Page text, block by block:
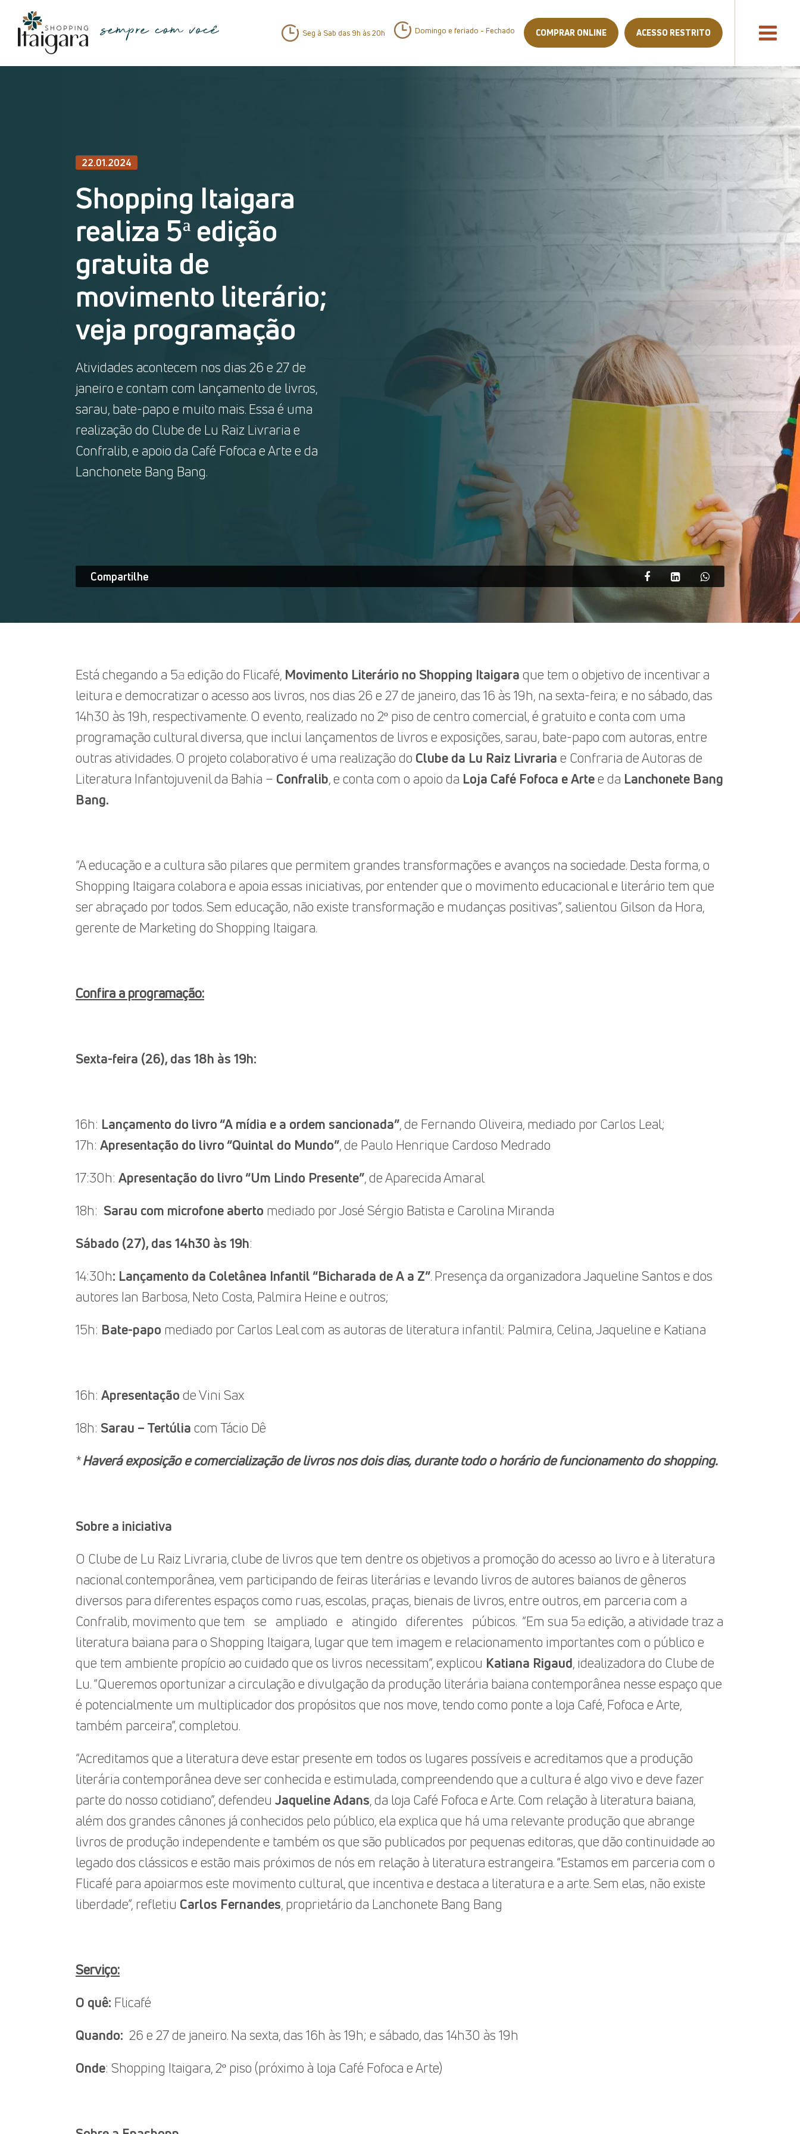
Seg à Sab das 9h às 20h Domingo e feriado - Fechado COMPRAR ONLINE ACESSO RESTRITO
22.01.2024
Shopping Itaigara
realiza 5ª edição
gratuita de
movimento literário;
veja programação
Atividades acontecem nos dias 26 e 27 de
janeiro e contam com lançamento de livros,
sarau, bate-papo e muito mais. Essa é uma
realização do Clube de Lu Raiz Livraria e
Confralib, e apoio da Café Fofoca e Arte e da
Lanchonete Bang Bang.
Compartilhe
Está chegando a 5ª edição do Flicafé, Movimento Literário no Shopping Itaigara que tem o objetivo de incentivar a
leitura e democratizar o acesso aos livros, nos dias 26 e 27 de janeiro, das 16 às 19h, na sexta-feira; e no sábado, das
14h30 às 19h, respectivamente. O evento, realizado no 2º piso de centro comercial, é gratuito e conta com uma
programação cultural diversa, que inclui lançamentos de livros e exposições, sarau, bate-papo com autoras, entre
outras atividades. O projeto colaborativo é uma realização do Clube da Lu Raiz Livraria e Confraria de Autoras de
Literatura Infantojuvenil da Bahia – Confralib, e conta com o apoio da Loja Café Fofoca e Artee da Lanchonete Bang
Bang.
“A educação e a cultura são pilares que permitem grandes transformações e avanços na sociedade. Desta forma, o
Shopping Itaigara colabora e apoia essas iniciativas, por entender que o movimento educacional e literário tem que
ser abraçado por todos. Sem educação, não existe transformação e mudanças positivas”, salientou Gilson da Hora,
gerente de Marketing do Shopping Itaigara.
Confira a programação:
Sexta-feira (26), das 18h às 19h:
16h: Lançamento do livro “A mídia e a ordem sancionada”, de Fernando Oliveira, mediado por Carlos Leal;
17h: Apresentação do livro “Quintal do Mundo”, de Paulo Henrique Cardoso Medrado
17:30h: Apresentação do livro “Um Lindo Presente”, de Aparecida Amaral
18h: Sarau com microfone aberto mediado por José Sérgio Batista e Carolina Miranda
Sábado (27), das 14h30 às 19h:
14:30h: Lançamento da Coletânea Infantil “Bicharada de A a Z”. Presença da organizadora Jaqueline Santos e dos
autores Ian Barbosa, Neto Costa, Palmira Heine e outros;
15h: Bate-papo mediado por Carlos Leal com as autoras de literatura infantil: Palmira, Celina, Jaqueline e Katiana
16h: Apresentação de Vini Sax
18h: Sarau – Tertúlia com Tácio Dê
*Haverá exposição e comercialização de livros nos dois dias, durante todo o horário de funcionamento do shopping.
Sobre a iniciativa
O Clube de Lu Raiz Livraria, clube de livros que tem dentre os objetivos a promoção do acesso ao livro e à literatura
nacional contemporânea, vem participando de feiras literárias e levando livros de autores baianos de gêneros
diversos para diferentes espaços como ruas, escolas, praças, bienais de livros, entre outros, em parceria com a
Confralib, movimento que tem se ampliado e atingido diferentes púbicos. “Em sua 5ª edição, a atividade traz a
literatura baiana para o Shopping Itaigara, lugar que tem imagem e relacionamento importantes com o público e
que tem ambiente propício ao cuidado que os livros necessitam”, explicou Katiana Rigaud, idealizadora do Clube de
Lu. “Queremos oportunizar a circulação e divulgação da produção literária baiana contemporânea nesse espaço que
é potencialmente um multiplicador dos propósitos que nos move, tendo como ponte a loja Café, Fofoca e Arte,
também parceira”, completou.
“Acreditamos que a literatura deve estar presente em todos os lugares possíveis e acreditamos que a produção
literária contemporânea deve ser conhecida e estimulada, compreendendo que a cultura é algo vivo e deve fazer
parte do nosso cotidiano”, defendeu Jaqueline Adans, da loja Café Fofoca e Arte. Com relação à literatura baiana,
além dos grandes cânones já conhecidos pelo público, ela explica que há uma relevante produção que abrange
livros de produção independente e também os que são publicados por pequenas editoras, que dão continuidade ao
legado dos clássicos e estão mais próximos de nós em relação à literatura estrangeira. “Estamos em parceria com o
Flicafé para apoiarmos este movimento cultural, que incentiva e destaca a literatura e a arte. Sem elas, não existe
liberdade”, refletiu Carlos Fernandes, proprietário da Lanchonete Bang Bang
Serviço:
O quê: Flicafé
Quando: 26 e 27 de janeiro. Na sexta, das 16h às 19h; e sábado, das 14h30 às 19h
Onde: Shopping Itaigara, 2º piso (próximo à loja Café Fofoca e Arte)